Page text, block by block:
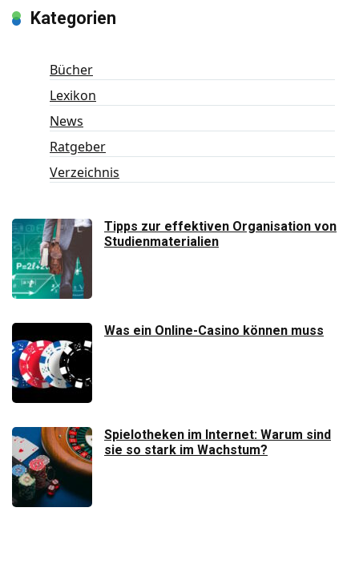
Kategorien
Bücher
Lexikon
News
Ratgeber
Verzeichnis
Tipps zur effektiven Organisation von
Studienmaterialien
Was ein Online-Casino können muss
Spielotheken im Internet: Warum sind
sie so stark im Wachstum?